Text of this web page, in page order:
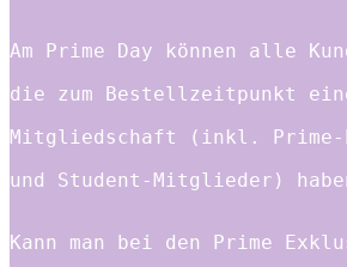
Am Prime Day können alle
die zum Bestellzeitpunkt
Mitgliedschaft (inkl. Prime-
und Student-Mitglieder)
Kann man bei den Prime